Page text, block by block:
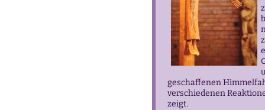
geschaffenen
verschiedenen
zeigt.